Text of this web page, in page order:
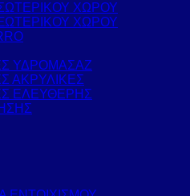
ΧΩΡΟΥ
ΧΩΡΟΥ
ΥΔΡΟΜΑΣΑΖ
ΑΚΡΥΛΙΚΕΣ
ΕΛΕΥΘΕΡΗΣ